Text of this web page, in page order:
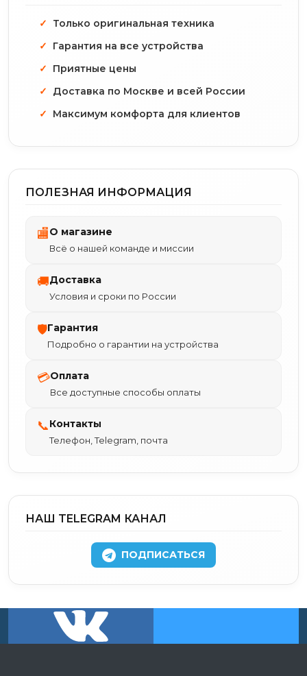
Только оригинальная техника
Гарантия на все устройства
Приятные цены
Доставка по Москве и всей России
Максимум комфорта для клиентов
ПОЛЕЗНАЯ ИНФОРМАЦИЯ
🏬О магазине
Всё о нашей команде и миссии
🚚Доставка
Условия и сроки по России
🛡Гарантия
Подробно о гарантии на устройства
💳Оплата
Все доступные способы оплаты
📞Контакты
Телефон, Telegram, почта
НАШ TELEGRAM КАНАЛ
ПОДПИСАТЬСЯ